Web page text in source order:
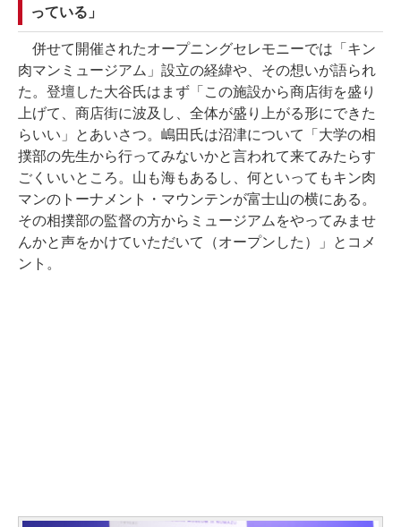
っている」
併せて開催されたオープニングセレモニーでは「キン
肉マンミュージアム」設立の経緯や、その想いが語られ
た。登壇した大谷氏はまず「この施設から商店街を盛り
上げて、商店街に波及し、全体が盛り上がる形にできた
らいい」とあいさつ。嶋田氏は沼津について「大学の相
撲部の先生から行ってみないかと言われて来てみたらす
ごくいいところ。山も海もあるし、何といってもキン肉
マンのトーナメント・マウンテンが富士山の横にある。
その相撲部の監督の方からミュージアムをやってみませ
んかと声をかけていただいて（オープンした）」とコメ
ント。